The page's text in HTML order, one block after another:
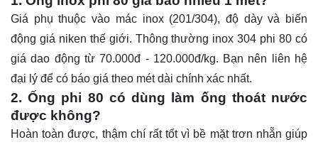
Giá phụ thuộc vào mác inox (201/304), độ dày và biến
động giá niken thế giới. Thông thường inox 304 phi 80 có
giá dao động từ 70.000đ - 120.000đ/kg. Bạn nên liên hệ
đại lý để có báo giá theo mét dài chính xác nhất.
2. Ống phi 80 có dùng làm ống thoát nước
được không?
Hoàn toàn được, thậm chí rất tốt vì bề mặt trơn nhẵn giúp